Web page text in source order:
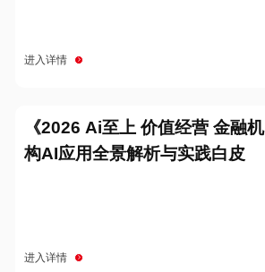
进入详情
《2026 Ai至上 价值经营 金融机
构AI应用全景解析与实践白皮
进入详情